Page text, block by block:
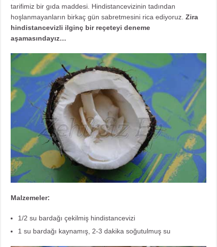
tarifimiz bir gıda maddesi. Hindistancevizinin tadından
hoşlanmayanların birkaç gün sabretmesini rica ediyoruz.Zira
hindistancevizli ilginç bir reçeteyi deneme
aşamasındayız…
Malzemeler:
1/2 su bardağı çekilmiş hindistancevizi
1 su bardağı kaynamış, 2-3 dakika soğutulmuş su